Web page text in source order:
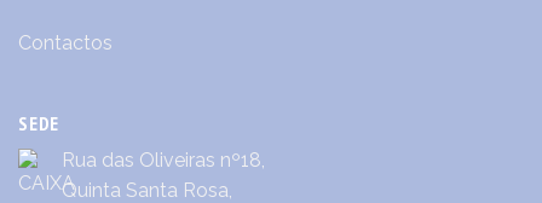
Contactos
SEDE
Rua das Oliveiras nº18,
Quinta Santa Rosa,